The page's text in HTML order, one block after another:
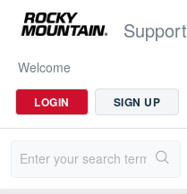
Support
Welcome
LOGIN SIGN UP